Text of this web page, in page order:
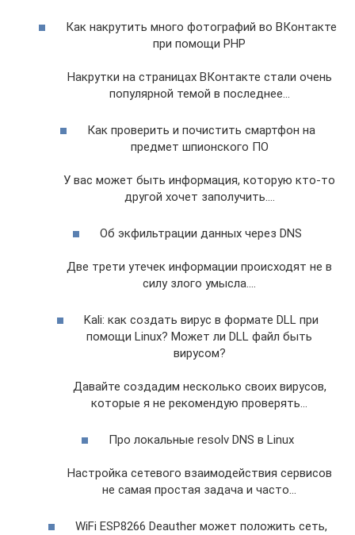
Как накрутить много фотографий во ВКонтакте
при помощи PHP
Накрутки на страницах ВКонтакте стали очень
популярной темой в последнее…
Как проверить и почистить смартфон на
предмет шпионского ПО
У вас может быть информация, которую кто-то
другой хочет заполучить.…
Об экфильтрации данных через DNS
Две трети утечек информации происходят не в
силу злого умысла.…
Kali: как создать вирус в формате DLL при
помощи Linux? Может ли DLL файл быть
вирусом?
Давайте создадим несколько своих вирусов,
которые я не рекомендую проверять…
Про локальные resolv DNS в Linux
Настройка сетевого взаимодействия сервисов
не самая простая задача и часто…
WiFi ESP8266 Deauther может положить сеть,